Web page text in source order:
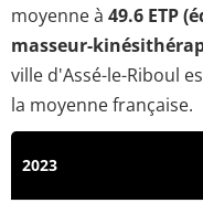
moyenne à 49.6 ETP
masseur-
ville d'Assé-le-Riboul
la moyenne française.
2023